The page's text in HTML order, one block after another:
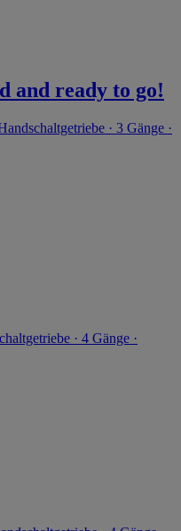
and ready to go!
· 3 Gänge ·
· 4 Gänge ·